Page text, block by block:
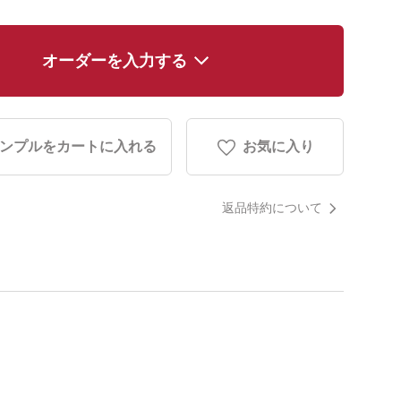
オーダーを入力する
プルをカートに入れる お気に入り
返品特約について